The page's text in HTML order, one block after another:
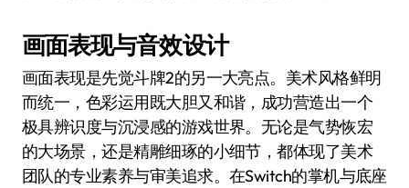
画面表现与音效设计
画面表现是先觉斗牌2的另一大亮点。美术风格鲜明
而统一，色彩运用既大胆又和谐，成功营造出一个
极具辨识度与沉浸感的游戏世界。无论是气势恢宏
的大场景，还是精雕细琢的小细节，都体现了美术
团队的专业素养与审美追求。在Switch的掌机与底座